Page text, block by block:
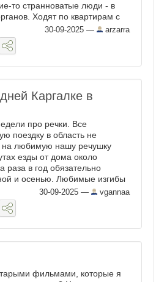
то странноватые люди - в
Ходят по квартирам с
30-09-2025 — arzarra
Каргалке в
про речки. Все
поездку в область не
на любимую нашу речушку
езды от дома около
раза в год обязательно
и осенью. Любимые изгибы
30-09-2025 — vgannaa
фильмами, которые я